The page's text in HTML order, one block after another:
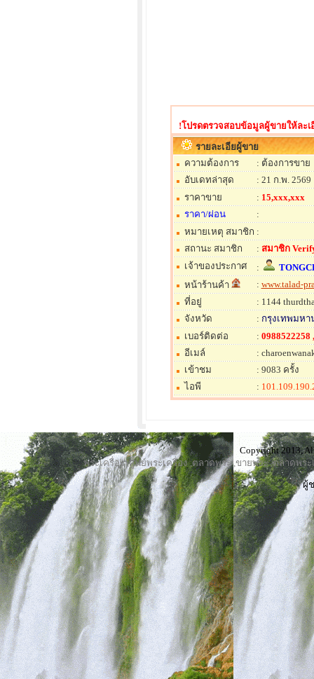
!โปรดตรวจสอบข้อมูลผู้ขายให้ละ
รายละเอียผู้ขาย
ความต้องการ
: ต้องการขาย
อับเดทล่าสุด
: 21 ก.พ. 2569
ราคาขาย
: 15,xxx,xxx
ราคา/ผ่อน
:
หมายเหตุ สมาชิก :
สถานะ สมาชิก
: สมาชิก
เจ้าของประกาศ
:
หน้าร้านค้า
: www.talad-
ที่อยู่
: 1144
จังหวัด
: กรุงเทพมหา
เบอร์ติดต่อ
: 0988522258
อีเมล์
:
เข้าชม
: 9083 ครั้ง
ไอพี
:
Copyright 2013,
พระเครื่อง ,ศูนย์พระเครื่อง,ตลาดพระ ,ขายพระ ,ตลาดพระ
ผู้